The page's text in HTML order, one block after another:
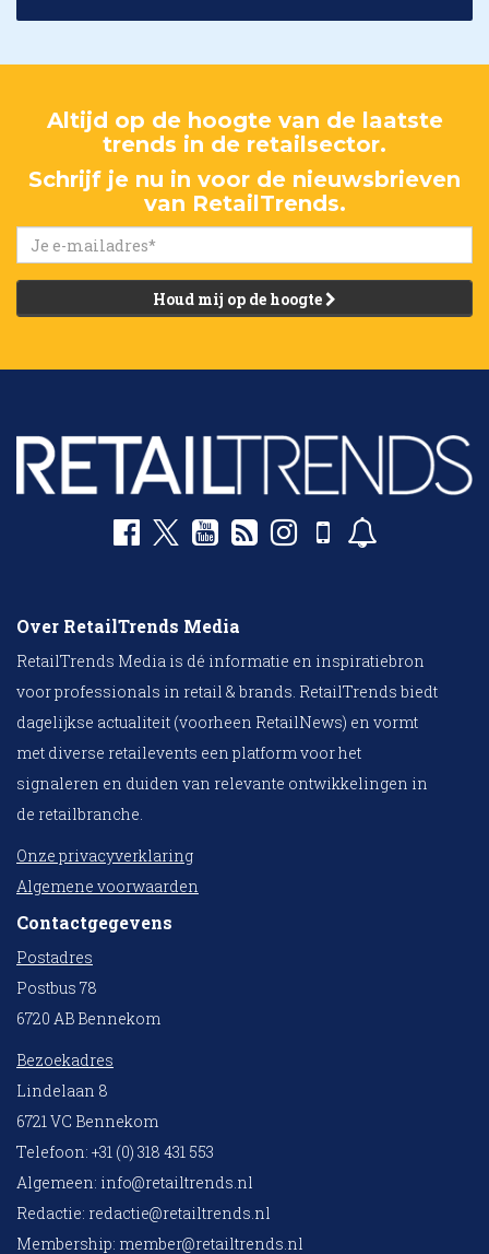
Altijd op de hoogte van de laatste
trends in de retailsector.
Schrijf je nu in voor de nieuwsbrieven
van RetailTrends.
Houd mij op de hoogte
Over RetailTrends Media
RetailTrends Media is dé informatie en inspiratiebron
voor professionals in retail & brands. RetailTrends biedt
dagelijkse actualiteit (voorheen RetailNews) en vormt
met diverse retailevents een platform voor het
signaleren en duiden van relevante ontwikkelingen in
de retailbranche.
Onze privacyverklaring
Algemene voorwaarden
Contactgegevens
Postadres
Postbus 78
6720 AB Bennekom
Bezoekadres
Lindelaan 8
6721 VC Bennekom
Telefoon: +31 (0) 318 431 553
Algemeen: info@retailtrends.nl
Redactie: redactie@retailtrends.nl
Membership: member@retailtrends.nl